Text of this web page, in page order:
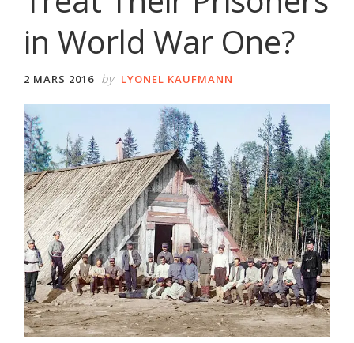
in World War One?
2 MARS 2016 by LYONEL KAUFMANN